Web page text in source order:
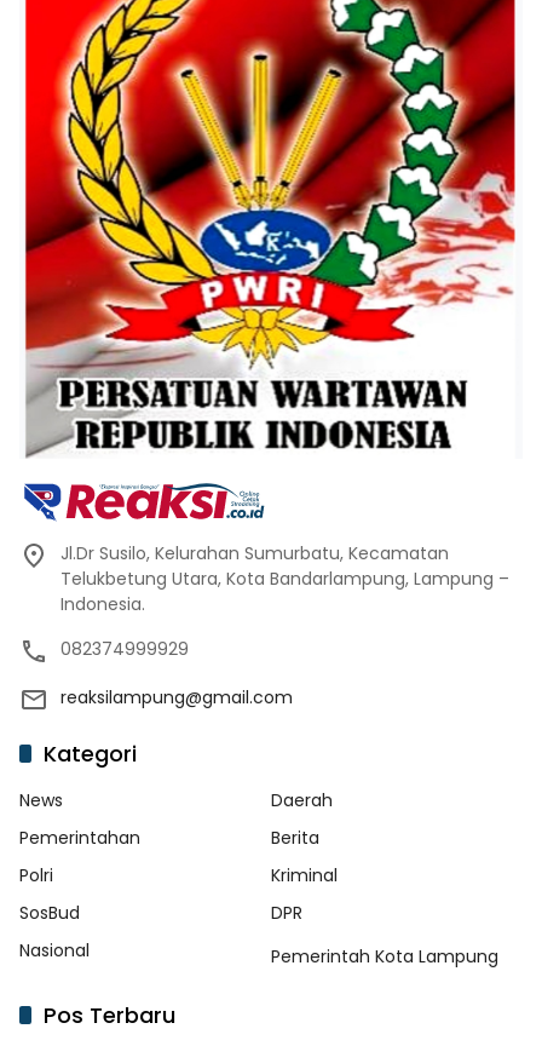
Jl.Dr Susilo, Kelurahan Sumurbatu, Kecamatan
Telukbetung Utara, Kota Bandarlampung, Lampung –
Indonesia.
082374999929
reaksilampung@gmail.com
Kategori
News
Daerah
Pemerintahan
Berita
Polri
Kriminal
SosBud
DPR
Nasional
Pemerintah Kota Lampung
Pos Terbaru